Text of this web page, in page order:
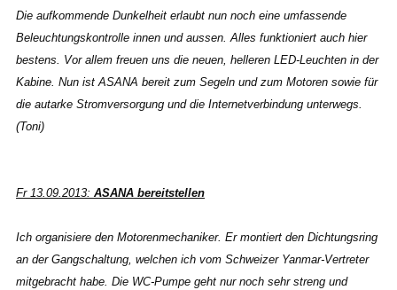
Die aufkommende Dunkelheit erlaubt nun noch eine umfassende
Beleuchtungskontrolle innen und aussen. Alles funktioniert auch hier
bestens. Vor allem freuen uns die neuen, helleren LED-Leuchten in der
Kabine. Nun ist ASANA bereit zum Segeln und zum Motoren sowie für
die autarke Stromversorgung und die Internetverbindung unterwegs.
(Toni)
Fr 13.09.2013: ASANA bereitstellen
Ich organisiere den Motorenmechaniker. Er montiert den Dichtungsring
an der Gangschaltung, welchen ich vom Schweizer Yanmar-Vertreter
mitgebracht habe. Die WC-Pumpe geht nur noch sehr streng und